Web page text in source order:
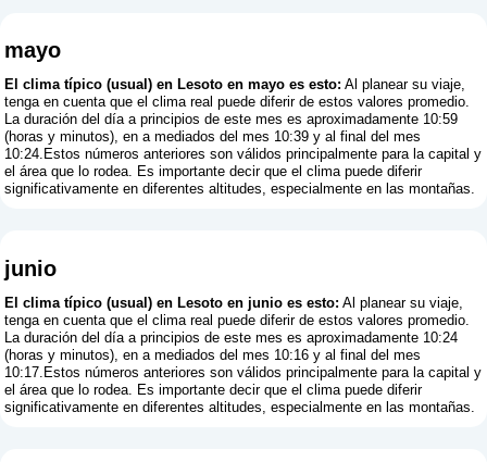
mayo
El clima típico (usual) en Lesoto en mayo es esto: Al planear su viaje,
tenga en cuenta que el clima real puede diferir de estos valores promedio.
La duración del día a principios de este mes es aproximadamente 10:59
(horas y minutos), en a mediados del mes 10:39 y al final del mes
10:24.Estos números anteriores son válidos principalmente para la capital y
el área que lo rodea. Es importante decir que el clima puede diferir
significativamente en diferentes altitudes, especialmente en las montañas.
junio
El clima típico (usual) en Lesoto en junio es esto: Al planear su viaje,
tenga en cuenta que el clima real puede diferir de estos valores promedio.
La duración del día a principios de este mes es aproximadamente 10:24
(horas y minutos), en a mediados del mes 10:16 y al final del mes
10:17.Estos números anteriores son válidos principalmente para la capital y
el área que lo rodea. Es importante decir que el clima puede diferir
significativamente en diferentes altitudes, especialmente en las montañas.